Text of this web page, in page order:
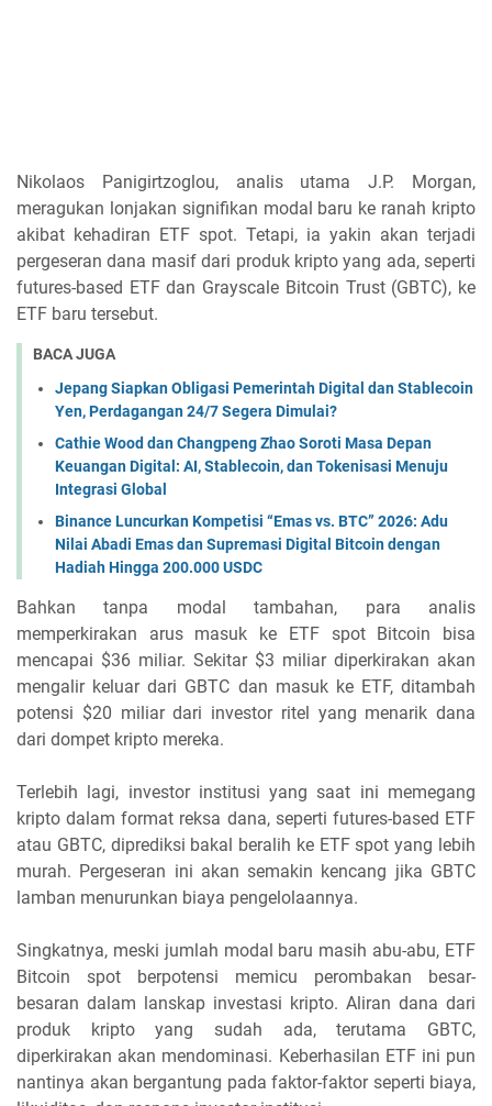
Nikolaos Panigirtzoglou, analis utama J.P. Morgan,
meragukan lonjakan signifikan modal baru ke ranah kripto
akibat kehadiran ETF spot. Tetapi, ia yakin akan terjadi
pergeseran dana masif dari produk kripto yang ada, seperti
futures-based ETF dan Grayscale Bitcoin Trust (GBTC), ke
ETF baru tersebut.
BACA JUGA
Jepang Siapkan Obligasi Pemerintah Digital dan Stablecoin
Yen, Perdagangan 24/7 Segera Dimulai?
Cathie Wood dan Changpeng Zhao Soroti Masa Depan
Keuangan Digital: AI, Stablecoin, dan Tokenisasi Menuju
Integrasi Global
Binance Luncurkan Kompetisi “Emas vs. BTC” 2026: Adu
Nilai Abadi Emas dan Supremasi Digital Bitcoin dengan
Hadiah Hingga 200.000 USDC
Bahkan tanpa modal tambahan, para analis
memperkirakan arus masuk ke ETF spot Bitcoin bisa
mencapai $36 miliar. Sekitar $3 miliar diperkirakan akan
mengalir keluar dari GBTC dan masuk ke ETF, ditambah
potensi $20 miliar dari investor ritel yang menarik dana
dari dompet kripto mereka.
Terlebih lagi, investor institusi yang saat ini memegang
kripto dalam format reksa dana, seperti futures-based ETF
atau GBTC, diprediksi bakal beralih ke ETF spot yang lebih
murah. Pergeseran ini akan semakin kencang jika GBTC
lamban menurunkan biaya pengelolaannya.
Singkatnya, meski jumlah modal baru masih abu-abu, ETF
Bitcoin spot berpotensi memicu perombakan besar-
besaran dalam lanskap investasi kripto. Aliran dana dari
produk kripto yang sudah ada, terutama GBTC,
diperkirakan akan mendominasi. Keberhasilan ETF ini pun
nantinya akan bergantung pada faktor-faktor seperti biaya,